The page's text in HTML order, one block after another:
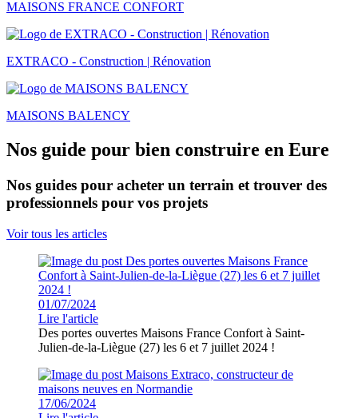
MAISONS FRANCE CONFORT
EXTRACO - Construction | Rénovation
MAISONS BALENCY
Nos guide pour bien construire en Eure
Nos guides pour acheter un terrain et trouver des
professionnels pour vos projets
Voir tous les articles
01/07/2024
Lire l'article
Des portes ouvertes Maisons France Confort à Saint-
Julien-de-la-Liègue (27) les 6 et 7 juillet 2024 !
17/06/2024